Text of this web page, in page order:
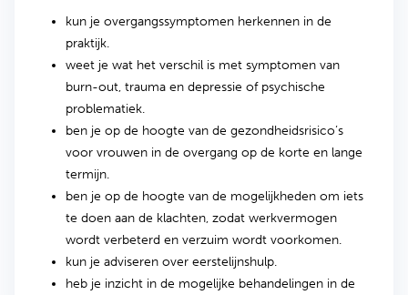
kun je overgangssymptomen herkennen in de
praktijk.
weet je wat het verschil is met symptomen van
burn-out, trauma en depressie of psychische
problematiek.
ben je op de hoogte van de gezondheidsrisico’s
voor vrouwen in de overgang op de korte en lange
termijn.
ben je op de hoogte van de mogelijkheden om iets
te doen aan de klachten, zodat werkvermogen
wordt verbeterd en verzuim wordt voorkomen.
kun je adviseren over eerstelijnshulp.
heb je inzicht in de mogelijke behandelingen in de